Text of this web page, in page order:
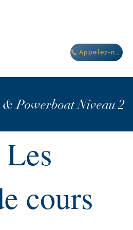
Oasis IBIZA
Appelez-nous
Powerboat Niveau 2
Les
cours